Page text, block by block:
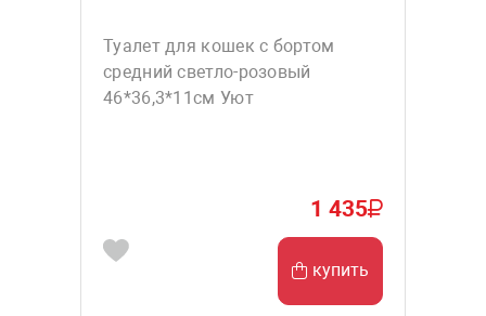
Туалет для кошек с бортом
средний светло-розовый
46*36,3*11см Уют
1 435
купить